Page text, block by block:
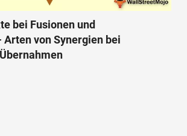
bei Fusionen und
Arten von Synergien bei